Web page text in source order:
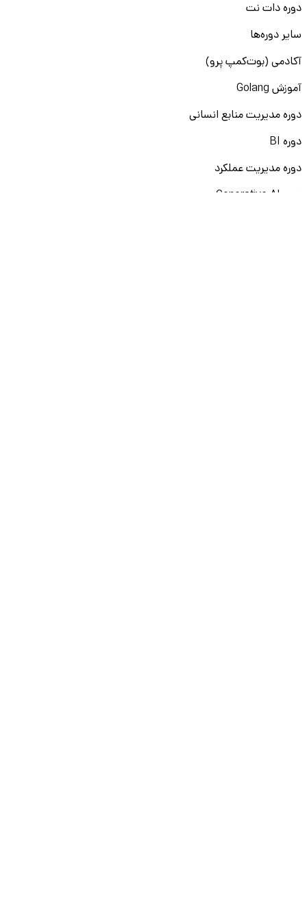
دوره دات نت
سایر دوره‌ها
آکادمی (بوت‌کمپ پرو)
آموزش Golang
دوره مدیریت منابع انسانی
دوره BI
دوره مدیریت عملکرد